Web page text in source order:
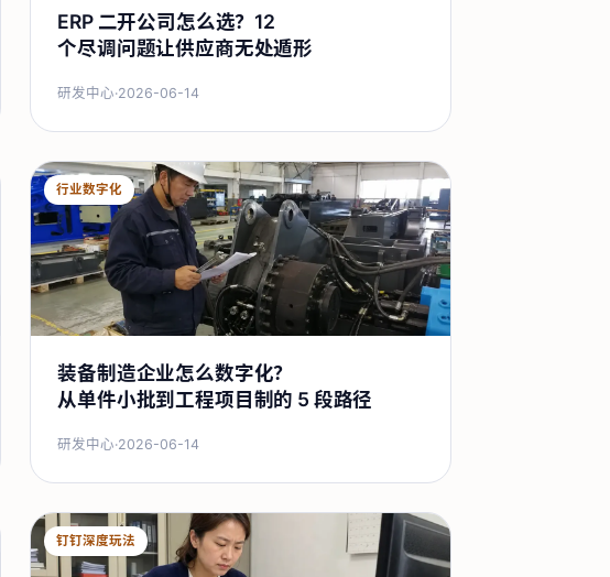
ERP 二开公司怎么选？12
个尽调问题让供应商无处遁形
研发中心·2026-06-14
行业数字化
装备制造企业怎么数字化？
从单件小批到工程项目制的 5 段路径
研发中心·2026-06-14
钉钉深度玩法